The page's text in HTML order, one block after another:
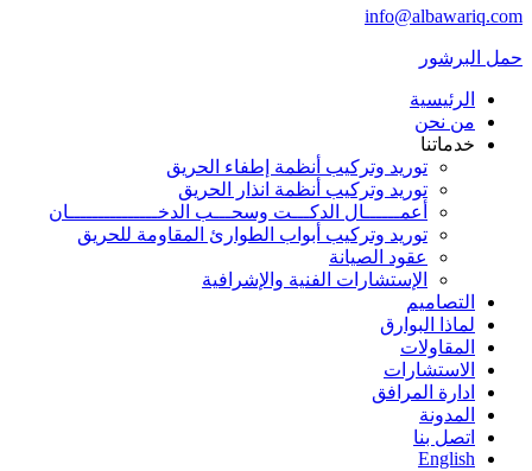
info@albawariq.com
حمل البرشور
الرئيسية
من نحن
خدماتنا
توريد وتركيب أنظمة إطفاء الحريق
توريد وتركيب أنظمة انذار الحريق
أعمــــــال الدكـــت وسحـــب الدخـــــــــــــــان
توريد وتركيب أبواب الطوارئ المقاومة للحريق
عقود الصيانة
الإستشارات الفنية والإشرافية
التصاميم
لماذا البوارق
المقاولات
الاستشارات
ادارة المرافق
المدونة
اتصل بنا
English